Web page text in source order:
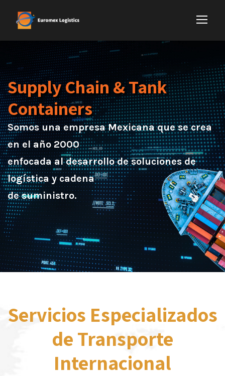
Supply Chain & Tank
Containers
Somos una empresa Mexicana que se crea
en el año 2000
enfocada al desarrollo de soluciones de
logística y cadena
de suministro.
Servicios Especializados
de Transporte
Internacional